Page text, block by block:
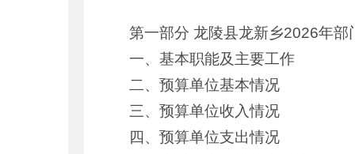
第一部分 龙陵县龙新乡2026年部
一、基本职能及主要工作
二、预算单位基本情况
三、预算单位收入情况
四、预算单位支出情况